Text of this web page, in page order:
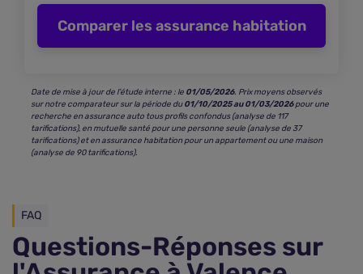
Comparer les assurance habitation
Date de mise à jour de l’étude interne : le 01/05/2026. Prix moyens observés
sur notre comparateur sur la période du01/10/2025 au 01/03/2026pour une
recherche en assurance auto tous profils confondus (analyse de 117
tarifications), en mutuelle santé pour une personne seule (analyse de 37
tarifications) et en assurance habitation pour un appartement ou une maison
(analyse de 90 tarifications).
FAQ
Questions-Réponses sur